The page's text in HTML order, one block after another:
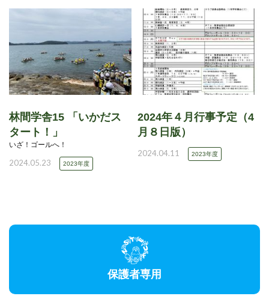
林間学舎15 「いかだス
タート！」
いざ！ゴールへ！
2024.05.23 2023年度
2024年４月行事予定（4
月８日版）
2024.04.11 2023年度
保護者専用